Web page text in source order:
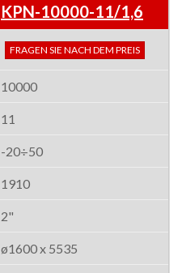
KPN-10000-11/1,6
FRAGEN SIE NACH DEM PREIS
10000
11
-20÷50
1910
2"
ø1600 x 5535